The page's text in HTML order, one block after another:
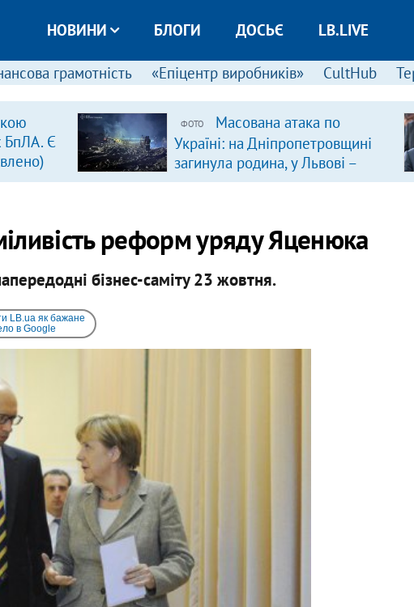
НОВИНИ БЛОГИ ДОСЬЄ LB.LIVE
грамотність «Епіцентр виробників» CultHub
БпЛА. Є
ФОТО
Масована атака по
Україні: на Дніпропетровщині
загинула родина, у Львові –
удар по багатоповерхівках
реформ уряду Яценюка
бізнес-саміту 23 жовтня.
LB.ua як бажане
в Google